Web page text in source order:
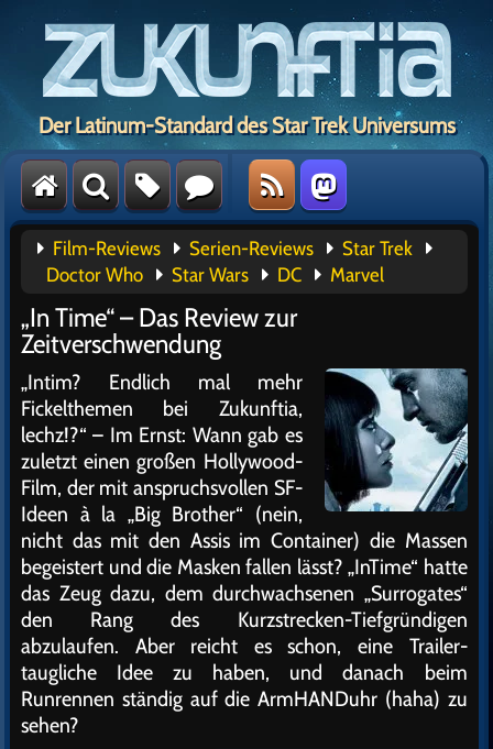
Der Latinum-Standard des Star Trek Universums
Film-Reviews Serien-Reviews
Star Trek
Doctor Who
Star Wars DC Marvel
„In Time“ – Das Review zur
Zeitverschwendung
„Intim? Endlich mal mehr
Fickelthemen bei Zukunftia,
lechz!?“ – Im Ernst: Wann gab es
zuletzt einen großen Hollywood-
Film, der mit anspruchsvollen SF-
Ideen à la „Big Brother“ (nein,
nicht das mit den Assis im Container) die Massen
begeistert und die Masken fallen lässt? „InTime“ hatte
das Zeug dazu, dem durchwachsenen „Surrogates“
den Rang des Kurzstrecken-Tiefgründigen
abzulaufen. Aber reicht es schon, eine Trailer-
taugliche Idee zu haben, und danach beim
Runrennen ständig auf die ArmHANDuhr (haha) zu
sehen?